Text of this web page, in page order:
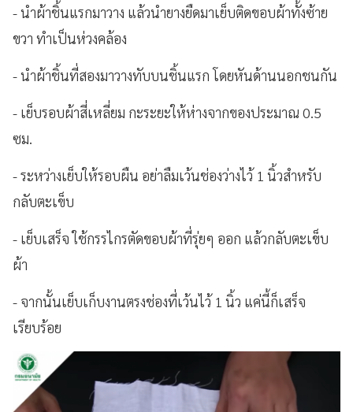
- นำผ้าชิ้นแรกมาวาง แล้วนำยางยืดมาเย็บติดขอบผ้าทั้งซ้าย
ขวา ทำเป็นห่วงคล้อง
- นำผ้าชิ้นที่สองมาวางทับบนชิ้นแรก โดยหันด้านนอกชนกัน
- เย็บรอบผ้าสี่เหลี่ยม กะระยะให้ห่างจากของประมาณ 0.5
ซม.
- ระหว่างเย็บให้รอบผืน อย่าลืมเว้นช่องว่างไว้ 1 นิ้วสำหรับ
กลับตะเข็บ
- เย็บเสร็จ ใช้กรรไกรตัดขอบผ้าที่รุ่ยๆ ออก แล้วกลับตะเข็บ
ผ้า
- จากนั้นเย็บเก็บงานตรงช่องที่เว้นไว้ 1 นิ้ว แค่นี้ก็เสร็จ
เรียบร้อย